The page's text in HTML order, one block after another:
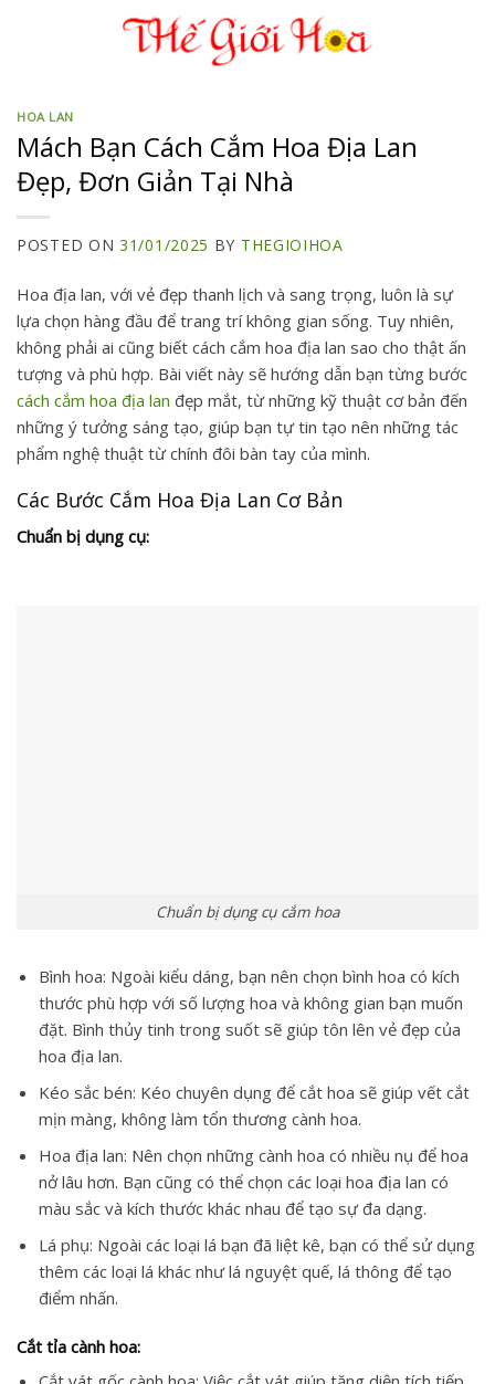
HOA LAN
Mách Bạn Cách Cắm Hoa Địa Lan
Đẹp, Đơn Giản Tại Nhà
POSTED ON 31/01/2025 BY THEGIOIHOA
Hoa địa lan, với vẻ đẹp thanh lịch và sang trọng, luôn là sự
lựa chọn hàng đầu để trang trí không gian sống. Tuy nhiên,
không phải ai cũng biết cách cắm hoa địa lan sao cho thật ấn
tượng và phù hợp. Bài viết này sẽ hướng dẫn bạn từng bước
cách cắm hoa địa lan đẹp mắt, từ những kỹ thuật cơ bản đến
những ý tưởng sáng tạo, giúp bạn tự tin tạo nên những tác
phẩm nghệ thuật từ chính đôi bàn tay của mình.
Các Bước Cắm Hoa Địa Lan Cơ Bản
Chuẩn bị dụng cụ:
Chuẩn bị dụng cụ cắm hoa
Bình hoa: Ngoài kiểu dáng, bạn nên chọn bình hoa có kích
thước phù hợp với số lượng hoa và không gian bạn muốn
đặt. Bình thủy tinh trong suốt sẽ giúp tôn lên vẻ đẹp của
hoa địa lan.
Kéo sắc bén: Kéo chuyên dụng để cắt hoa sẽ giúp vết cắt
mịn màng, không làm tổn thương cành hoa.
Hoa địa lan: Nên chọn những cành hoa có nhiều nụ để hoa
nở lâu hơn. Bạn cũng có thể chọn các loại hoa địa lan có
màu sắc và kích thước khác nhau để tạo sự đa dạng.
Lá phụ: Ngoài các loại lá bạn đã liệt kê, bạn có thể sử dụng
thêm các loại lá khác như lá nguyệt quế, lá thông để tạo
điểm nhấn.
Cắt tỉa cành hoa: